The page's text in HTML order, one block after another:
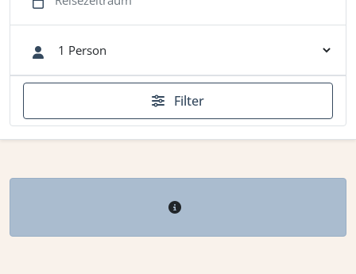
Filter